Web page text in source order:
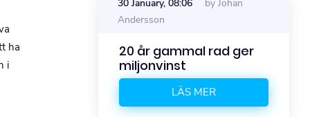
ha
i
nya
30 January, 08:06
by Johan
Andersson
20 år gammal rad ger
miljonvinst
LÄS MER